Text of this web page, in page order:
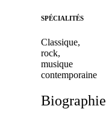
SPÉCIALITÉS
Classique,
rock,
musique
contemporaine
Biographie